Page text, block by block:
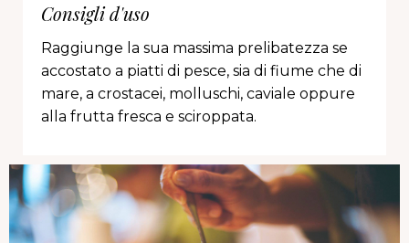
Consigli d'uso
Raggiunge la sua massima prelibatezza se
accostato a piatti di pesce, sia di fiume che di
mare, a crostacei, molluschi, caviale oppure
alla frutta fresca e sciroppata.